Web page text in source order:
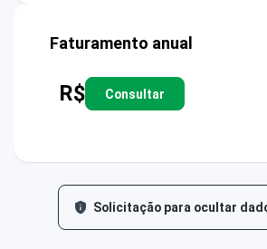
Faturamento anual
R$ Consultar
Solicitação para ocultar